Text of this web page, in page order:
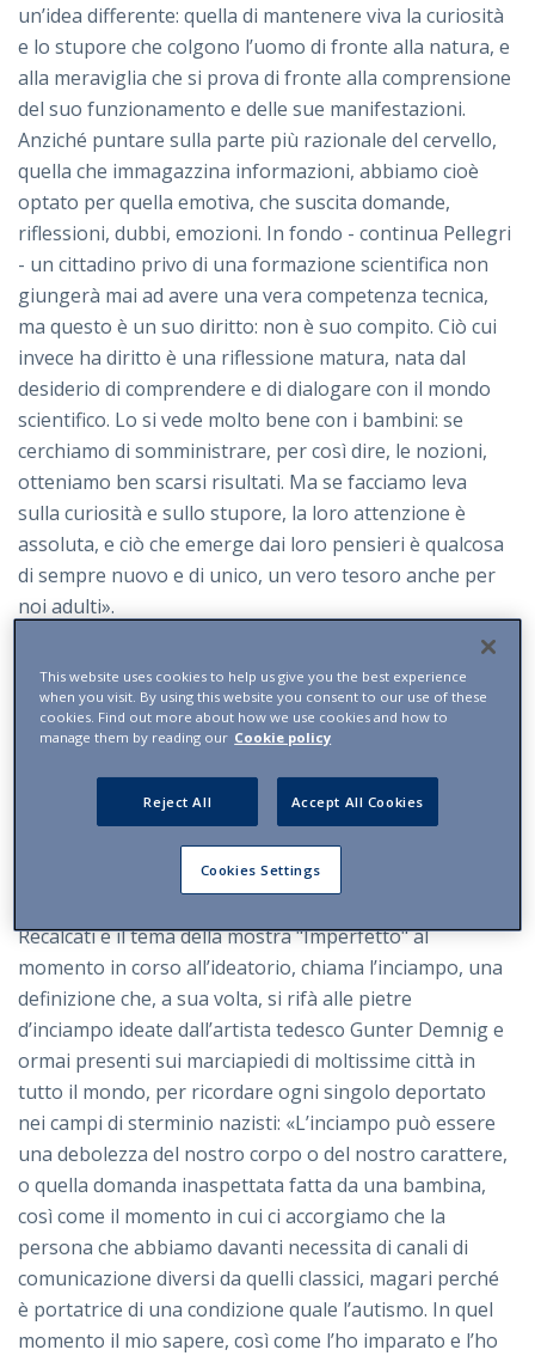
un’idea differente: quella di mantenere viva la curiosità
e lo stupore che colgono l’uomo di fronte alla natura, e
alla meraviglia che si prova di fronte alla comprensione
del suo funzionamento e delle sue manifestazioni.
Anziché puntare sulla parte più razionale del cervello,
quella che immagazzina informazioni, abbiamo cioè
optato per quella emotiva, che suscita domande,
riflessioni, dubbi, emozioni. In fondo - continua Pellegri
- un cittadino privo di una formazione scientifica non
giungerà mai ad avere una vera competenza tecnica,
ma questo è un suo diritto: non è suo compito. Ciò cui
invece ha diritto è una riflessione matura, nata dal
desiderio di comprendere e di dialogare con il mondo
scientifico. Lo si vede molto bene con i bambini: se
cerchiamo di somministrare, per così dire, le nozioni,
otteniamo ben scarsi risultati. Ma se facciamo leva
sulla curiosità e sullo stupore, la loro attenzione è
assoluta, e ciò che emerge dai loro pensieri è qualcosa
di sempre nuovo e di unico, un vero tesoro anche per
noi adulti».
numerosissime storie vere accadute con i bambini che
frequentano L’ideatorio. Posti di fronte alla volta
celeste del Planetario, i bambini di una scolaresca
erano stati chiamati a indicare le stelle a loro note. Una
bimba rispose che tra esse c’era la sua mamma. La
quale, effettivamente, era scomparsa. La risposta
aveva spiazzato tutti. Era arrivato quello che Pellegri,
Recalcati e il tema della mostra "Imperfetto" al
momento in corso all’ideatorio, chiama l’inciampo, una
definizione che, a sua volta, si rifà alle pietre
d’inciampo ideate dall’artista tedesco Gunter Demnig e
ormai presenti sui marciapiedi di moltissime città in
tutto il mondo, per ricordare ogni singolo deportato
nei campi di sterminio nazisti: «L’inciampo può essere
una debolezza del nostro corpo o del nostro carattere,
o quella domanda inaspettata fatta da una bambina,
così come il momento in cui ci accorgiamo che la
persona che abbiamo davanti necessita di canali di
comunicazione diversi da quelli classici, magari perché
è portatrice di una condizione quale l’autismo. In quel
momento il mio sapere, così come l’ho imparato e l’ho
This website uses cookies to help us give you the best experience
when you visit. By using this website you consent to our use of these
cookies. Find out more about how we use cookies and how to
manage them by reading our Cookie policy
Reject All Accept All Cookies
Cookies Settings